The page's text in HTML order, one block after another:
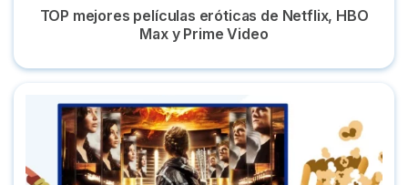
TOP mejores películas eróticas de Netflix, HBO
Max y Prime Video
Dónde ver 'Los Juegos del Hambre': la saga completa